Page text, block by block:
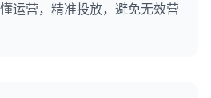
运营，精准投放，避免无效营